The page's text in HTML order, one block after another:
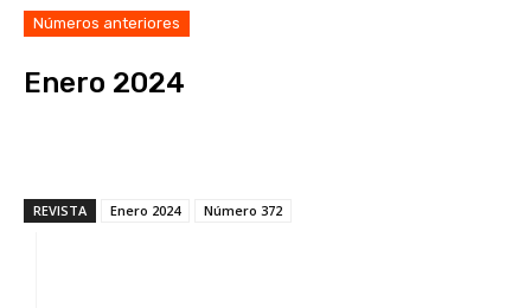
Números anteriores
Enero 2024
REVISTA Enero 2024 Número 372